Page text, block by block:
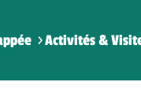
Activités &